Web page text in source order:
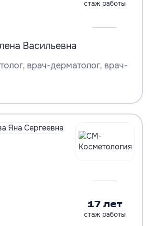
стаж работы
Васильевна
врач-дерматолог, врач-
17 лет
стаж работы